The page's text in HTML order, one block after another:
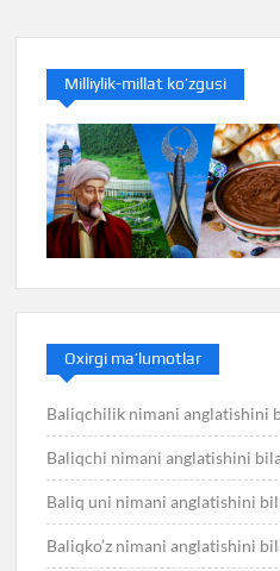
Milliylik-millat ko’zgusi
Oxirgi ma’lumotlar
Baliqchilik nimani anglatishini
Baliqchi nimani anglatishini
Baliq uni nimani anglatishini
Baliqko’z nimani anglatishini